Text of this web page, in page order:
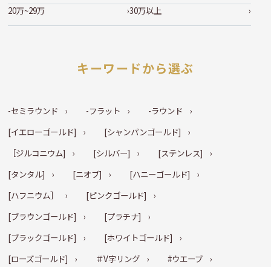
20万~29万
30万以上
キーワードから選ぶ
-セミラウンド -フラット
-ラウンド
[イエローゴールド]
[シャンパンゴールド]
［ジルコニウム]
[シルバー]
[ステンレス]
[タンタル]
[ニオブ]
[ハニーゴールド]
[ハフニウム］
[ピンクゴールド]
[ブラウンゴールド]
[プラチナ]
[ブラックゴールド]
[ホワイトゴールド]
[ローズゴールド]
＃V字リング
#ウエーブ